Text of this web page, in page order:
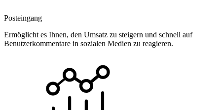
Posteingang
Ermöglicht es Ihnen, den Umsatz zu steigern und schnell auf
Benutzerkommentare in sozialen Medien zu reagieren.